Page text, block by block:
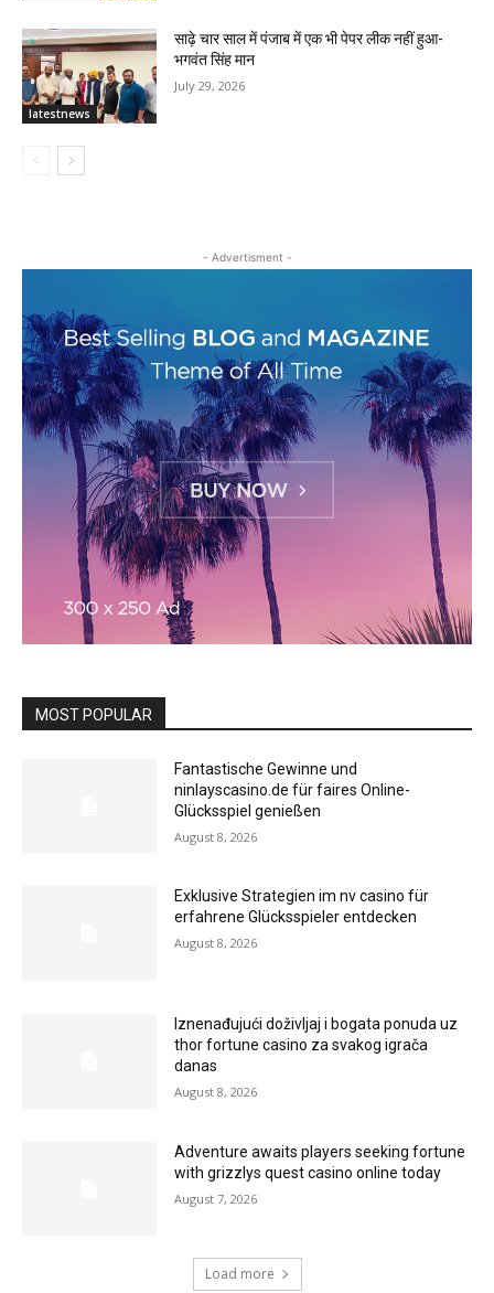
latestnews
साढ़े चार साल में पंजाब में एक भी पेपर लीक नहीं हुआ-
भगवंत सिंह मान
July 29, 2026
- Advertisment -
MOST POPULAR
Fantastische Gewinne und
ninlayscasino.de für faires Online-
Glücksspiel genießen
August 8, 2026
Exklusive Strategien im nv casino für
erfahrene Glücksspieler entdecken
August 8, 2026
Iznenađujući doživljaj i bogata ponuda uz
thor fortune casino za svakog igrača
danas
August 8, 2026
Adventure awaits players seeking fortune
with grizzlys quest casino online today
August 7, 2026
Load more